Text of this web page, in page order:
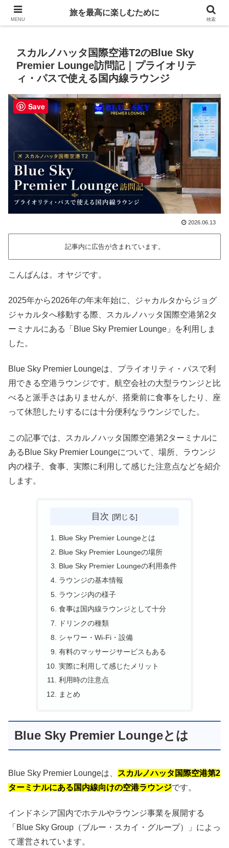
Life is travelling
スカルノハッタ国際空港T2のBlue Sky
Premier Lounge訪問記｜プライオリテ
ィ・パスで使える国内線ラウンジ
2026.06.13
記事内に広告が含まれています。
こんばんは。オヤジです。
2025年から2026年の年末年始に、ジャカルタからジョグ
ジャカルタへ移動する際、スカルノハッタ国際空港第2タ
ーミナルにある「Blue Sky Premier Lounge」を利用しま
した。
Blue Sky Premier Loungeは、プライオリティ・パスで利
用できる空港ラウンジです。航空会社の大型ラウンジと比
べると派手さはありませんが、搭乗前に食事をしたり、座
って休憩したりするには十分便利なラウンジでした。
この記事では、スカルノハッタ国際空港第2ターミナルに
あるBlue Sky Premier Loungeについて、場所、ラウンジ
内の様子、食事、実際に利用して感じた注意点などを紹介
します。
目次
Blue Sky Premier Loungeとは
Blue Sky Premier Loungeの場所
Blue Sky Premier Loungeの利用条件
ラウンジの基本情報
ラウンジ内の様子
食事は国内線ラウンジとして十分
ドリンクの種類
シャワー・Wi-Fi・設備
有料のマッサージサービスもある
実際に利用して感じたメリット
利用時の注意点
まとめ
Blue Sky Premier Loungeとは
Blue Sky Premier Loungeは、
スカルノハッタ国際空港第2
ターミナルにある国内線向けの空港ラウンジです。
インドネシア国内でホテルやラウンジ事業を展開する
「Blue Sky Group（ブルー・スカイ・グループ）」によっ
て運営されています。
MENU
旅を最高に楽しむために
検索
Save